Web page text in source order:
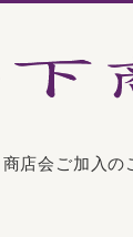
商店会ご加入の